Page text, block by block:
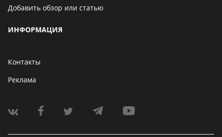
Добавить обзор или статью
ИНФОРМАЦИЯ
Контакты
Реклама